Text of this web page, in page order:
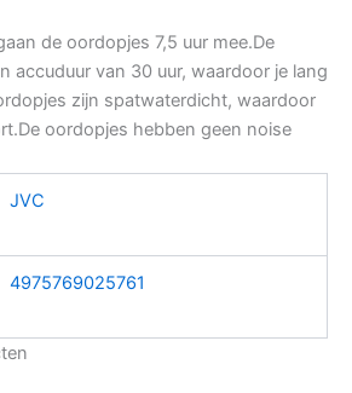
de oordopjes 7,5 uur mee.De
accuduur van 30 uur, waardoor je lang
zijn spatwaterdicht, waardoor
oordopjes hebben geen noise
JVC
4975769025761